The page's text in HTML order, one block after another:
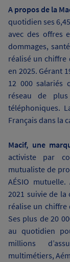
A propos de la
quotidien ses
avec des offres
dommages,
réalisé un chiffre
en 2025. Gérant
12 000 salariés
réseau de
téléphoniques.
Français dans la
Macif, une
activiste par
mutualiste de
AÉSIO mutuelle.
2021 suivie de la
réalise un chiffre
Ses plus de 20
au quotidien
millions
multimétiers,